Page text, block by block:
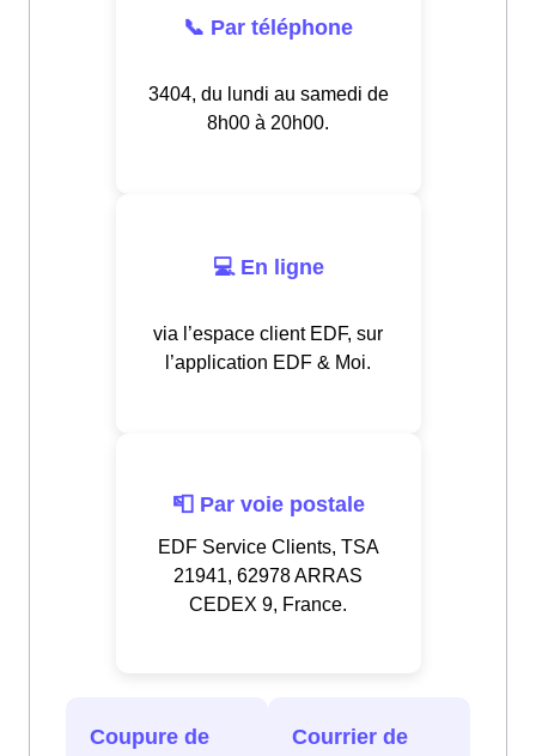
📞 Par téléphone
3404, du lundi au samedi de
8h00 à 20h00.
💻 En ligne
via l’espace client EDF, sur
l’application EDF & Moi.
📮 Par voie postale
EDF Service Clients, TSA
21941, 62978 ARRAS
CEDEX 9, France.
Coupure de
Courrier de